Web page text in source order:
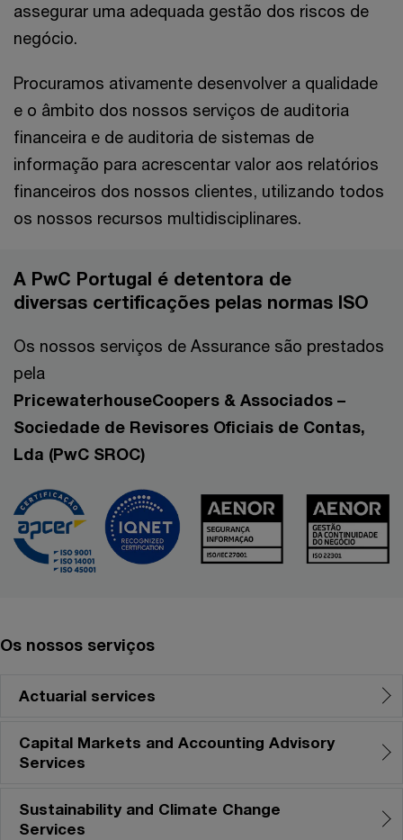
assegurar uma adequada gestão dos riscos de
negócio.
Procuramos ativamente desenvolver a qualidade
e o âmbito dos nossos serviços de auditoria
financeira e de auditoria de sistemas de
informação para acrescentar valor aos relatórios
financeiros dos nossos clientes, utilizando todos
os nossos recursos multidisciplinares.
A PwC Portugal é detentora de
diversas certificações pelas normas ISO
Os nossos serviços de Assurance são prestados
pela
PricewaterhouseCoopers & Associados –
Sociedade de Revisores Oficiais de Contas,
Lda (PwC SROC)
Os nossos serviços
Actuarial services
Capital Markets and Accounting Advisory
Services
Sustainability and Climate Change
Services